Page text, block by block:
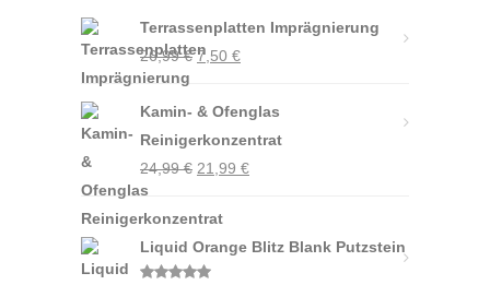
Terrassenplatten Imprägnierung
26,99€Ursprünglicher
war:
26,99 €
7,50 €Aktueller
ist:
7,50 €.
Kamin- & Ofenglas
Reinigerkonzentrat
24,99€ Ursprünglicher
war:
24,99 €
21,99 €Aktueller
21,99 €.
Liquid Orange Blitz Blank Putzstein